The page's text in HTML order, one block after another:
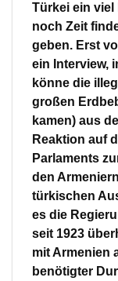
Türkei ein viel
noch Zeit
geben. Erst
ein Interview,
könne die
großen
kamen) aus
Reaktion auf
Parlaments
den
türkischen
es die
seit 1923
mit Armenien
benötigter